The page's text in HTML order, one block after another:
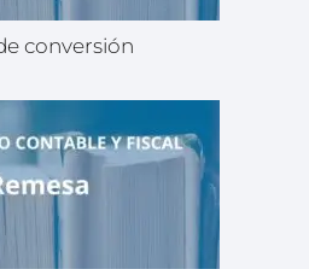
conversión